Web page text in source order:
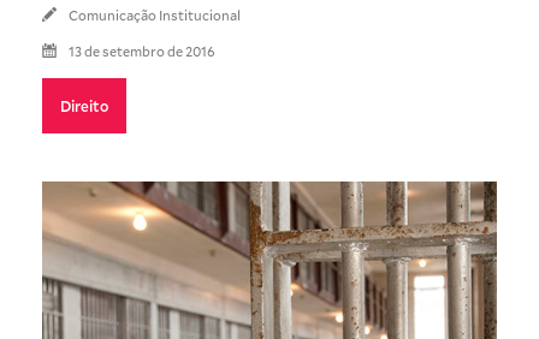
Comunicação Institucional
13 de setembro de 2016
Direito